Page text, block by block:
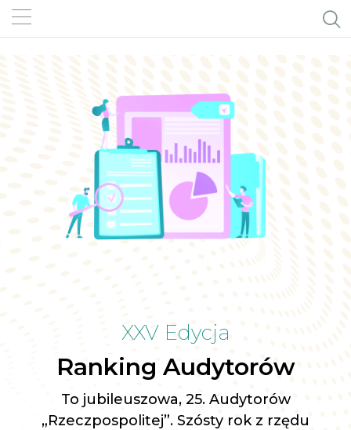
XXV Edycja
Ranking Audytorów
To jubileuszowa, 25. Audytorów
„Rzeczpospolitej”. Szósty rok z rzędu